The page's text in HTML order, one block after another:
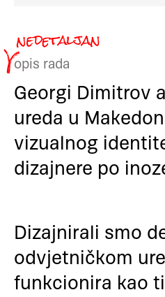
opis rada
Georgi Dimitrov
ureda u
vizualnog
dizajnere po
Dizajnirali smo
odvjetničkom
funkcionira kao